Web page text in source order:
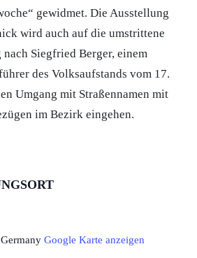
gewidmet. Die Ausstellung
wird auch auf die umstrittene
nach Siegfried Berger, einem
des Volksaufstands vom 17.
Umgang mit Straßennamen mit
im Bezirk eingehen.
Germany Google Karte anzeigen